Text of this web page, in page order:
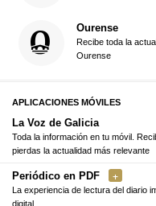
Ourense
Recibe toda la
Ourense
APLICACIONES MÓVILES
La Voz de Galicia
Toda la información en tu móvil.
pierdas la actualidad más relevante
Periódico en PDF
La experiencia de lectura del diario
digital